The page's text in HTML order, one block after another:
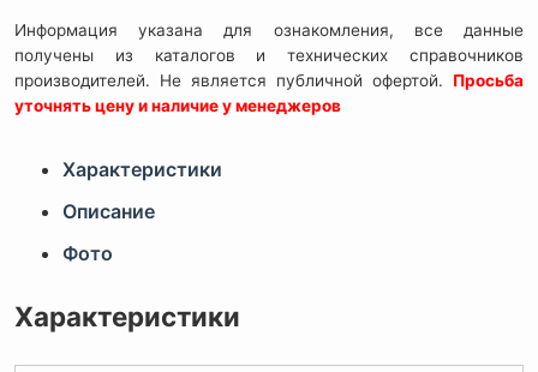
Информация указана для ознакомления, все данные
получены из каталогов и технических справочников
производителей. Не является публичной офертой. Просьба
уточнять цену и наличие у менеджеров
Характеристики
Описание
Фото
Характеристики